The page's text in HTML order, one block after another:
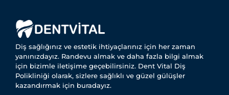
Diş sağlığınız ve estetik ihtiyaçlarınız için her zaman
yanınızdayız. Randevu almak ve daha fazla bilgi almak
için bizimle iletişime geçebilirsiniz. Dent Vital Diş
Polikliniği olarak, sizlere sağlıklı ve güzel gülüşler
kazandırmak için buradayız.